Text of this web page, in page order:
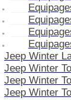
Jeep Winter
Jeep Winter
Jeep Winter
Jeep Winter